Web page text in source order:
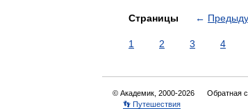
Страницы ←
1 2 3 4
© Академик, 2000-2026 Обратная
👣 Путешествия